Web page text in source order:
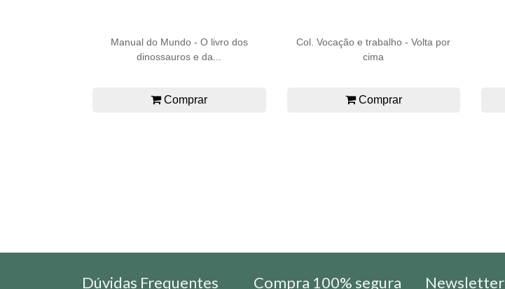
Manual do Mundo - O livro dos
dinossauros e da...
Comprar
Col. Vocação e trabalho - Volta por
cima
Comprar
Dúvidas Frequentes Compra 100% segura Newsletter